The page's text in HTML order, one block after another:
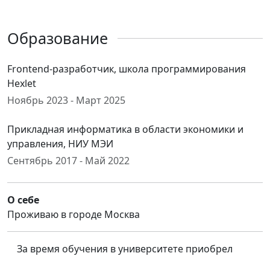
Образование
Frontend-разработчик, школа программирования
Hexlet
Ноябрь 2023 - Март 2025
Прикладная информатика в области экономики и
управления, НИУ МЭИ
Сентябрь 2017 - Май 2022
О себе
Проживаю в городе Москва
За время обучения в университете приобрел